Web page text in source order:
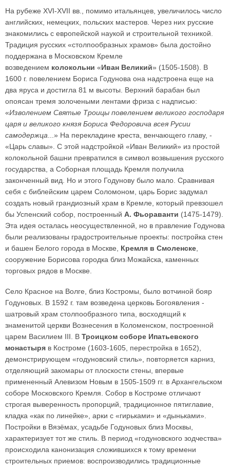
На рубеже XVI-ХVII вв., помимо итальянцев, увеличилось число
английских, немецких, польских мастеров. Через них русские
знакомились с европейской наукой и строительной техникой.
Традиция русских «столпообразных храмов» была достойно
поддержана в Московском Кремле
возведением колокольни «Иван Великий» (1505-1508). В
1600 г. повелением Бориса Годунова она надстроена еще на
два яруса и достигла 81 м высоты. Верхний барабан был
опоясан тремя золочеными лентами фриза с надписью:
«Изволением Святые Троицы повелением великого господаря
царя и великого князя Бориса Федоровича всея Русии
самодержца ...» На перекладине креста, венчающего главу, -
«Царь славы». С этой надстройкой «Иван Великий» из простой
колокольной башни превратился в символ возвышения русского
государства, а Соборная площадь Кремля получила
законченный вид. Но и этого Годунову было мало. Сравнивая
себя с библейским царем Соломоном, царь Борис задумал
создать новый грандиозный храм в Кремле, который превзошел
бы Успенский собор, построенный А. Фьораванти (1475-1479).
Эта идея осталась неосуществленной, но в правление Годунова
были реализованы градостроительные проекты: постройка стен
и башен Белого города в Москве, Кремля в Смоленске
сооружение Борисова городка близ Можайска, каменных
торговых рядов в Москве.
Село Красное на Волге, близ Костромы, было вотчиной бояр
Годуновых. В 1592 г. там возведена церковь Богоявления -
шатровый храм столпообразного типа, восходящий к
знаменитой церкви Вознесения в Коломенском, построенной
царем Василием III. В Троицком соборе Ипатьевского
монастыря в Костроме (1603-1605, перестройка в 1652),
демонстрирующем «годуновский стиль», повторяется карниз,
отделяющий закомары от плоскости стены, впервые
примененный Алевизом Новым в 1505-1509 гг. в Архангельском
соборе Московского Кремля. Собор в Костроме отличают
строгая выверенность пропорций, традиционное пятиглавие,
кладка «как по линейке», арки с «гирьками» и «дыньками».
Постройки в Вязёмах, усадьбе Годуновых близ Москвы,
характеризует тот же стиль. В период «годуновского зодчества»
происходила канонизация сложившихся к тому времени
строительных приемов: воспроизводились традиционные